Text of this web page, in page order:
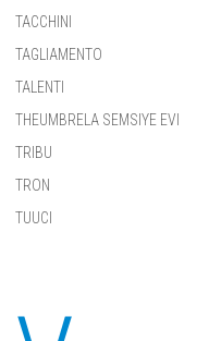
TACCHINI
TAGLIAMENTO
TALENTI
THEUMBRELA SEMSIYE EVI
TRIBU
TRON
TUUCI